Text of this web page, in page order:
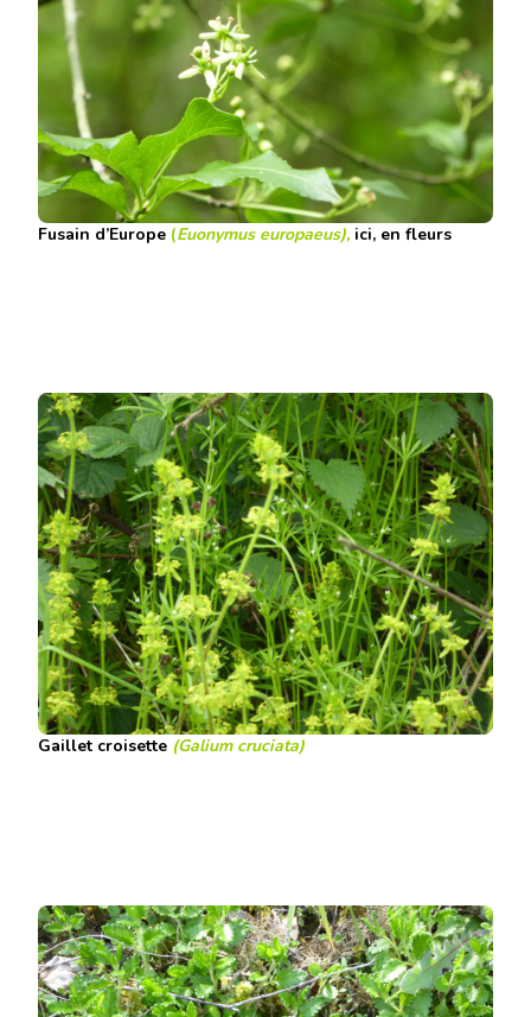
Fusain d’Europe (Euonymus europaeus), ici, en fleurs
Gaillet croisette (Galium cruciata)